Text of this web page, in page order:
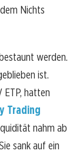
Nichts
werden.
ist.
ETP, hatten
Trading
nahm ab
sank auf ein